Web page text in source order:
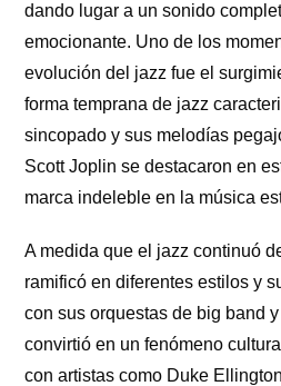
dando lugar a un sonido
emocionante. Uno de los
evolución del jazz fue el
forma temprana de jazz
sincopado y sus melodías
Scott Joplin se destacaron en
marca indeleble en la música
A medida que el jazz continuó
ramificó en diferentes estilos y
con sus orquestas de big band
convirtió en un fenómeno
con artistas como Duke